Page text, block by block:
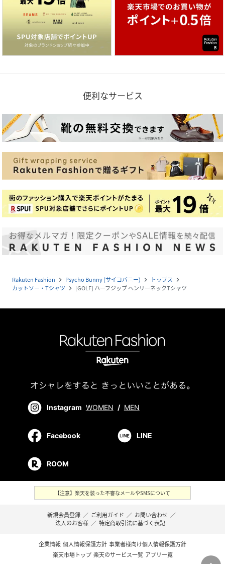
便利なサービス
Rakuten Fashion navigate_next Psycho Bunny (サイコバニー) navigate_next トップス navigate_next
カットソー・Tシャツ navigate_next [GOLF] ハーフジップ ヘンリーネックTシャツ
Instagram WOMEN / MEN
Facebook LINE
ROOM
【注意】楽天を装った不審なメールやSMSについて
新規会員登録 ／ ご利用ガイド ／ お問い合わせ ／
法人のお客様 ／ 特定商取引法に基づく表記
企業情報 個人情報保護方針 事業者様向け個人情報保護方針
楽天市場トップ 楽天のサービス一覧 アプリ一覧